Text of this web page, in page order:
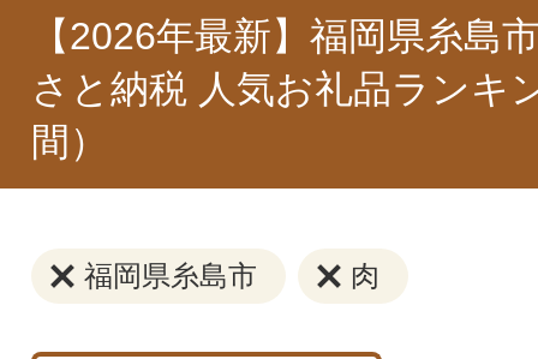
【2026年最新】福岡県糸島
さと納税 人気お礼品ランキ
間）
福岡県糸島市 肉